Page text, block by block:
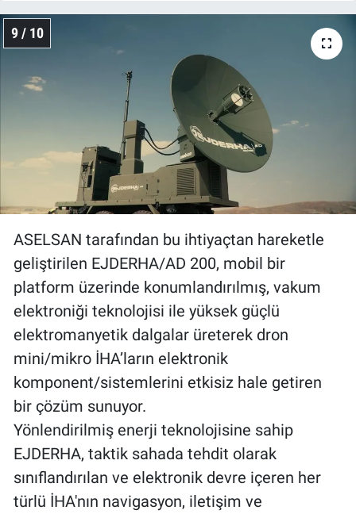
9 / 10
ASELSAN tarafından bu ihtiyaçtan hareketle
geliştirilen EJDERHA/AD 200, mobil bir
platform üzerinde konumlandırılmış, vakum
elektroniği teknolojisi ile yüksek güçlü
elektromanyetik dalgalar üreterek dron
mini/mikro İHA’ların elektronik
komponent/sistemlerini etkisiz hale getiren
bir çözüm sunuyor.
Yönlendirilmiş enerji teknolojisine sahip
EJDERHA, taktik sahada tehdit olarak
sınıflandırılan ve elektronik devre içeren her
türlü İHA'nın navigasyon, iletişim ve